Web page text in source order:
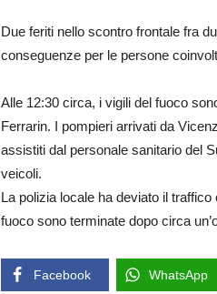
Due feriti nello scontro frontale fra
conseguenze per le persone
Alle 12:30 circa, i vigili del fuoco
Ferrarin. I pompieri arrivati da
assistiti dal personale sanitario del
veicoli.
La polizia locale ha deviato il
fuoco sono terminate dopo circa
Facebook WhatsApp